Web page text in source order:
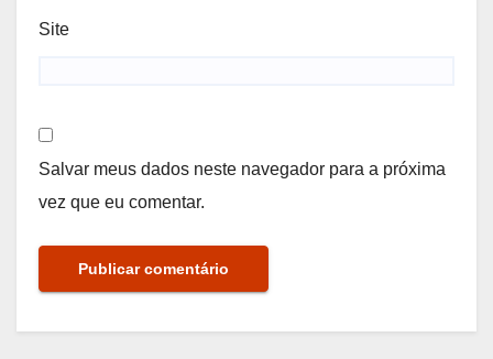
Site
Salvar meus dados neste navegador para a próxima
vez que eu comentar.